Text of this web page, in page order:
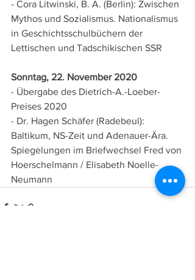
- Cora Litwinski, B. A. (Berlin): Zwischen
Mythos und Sozialismus. Nationalismus
in Geschichtsschulbüchern der
Lettischen und Tadschikischen SSR
Sonntag, 22. November 2020
- Übergabe des Dietrich-A.-Loeber-
Preises 2020
- Dr. Hagen Schäfer (Radebeul):
Baltikum, NS-Zeit und Adenauer-Ära.
Spiegelungen im Briefwechsel Fred von
Hoerschelmann / Elisabeth Noelle-
Neumann